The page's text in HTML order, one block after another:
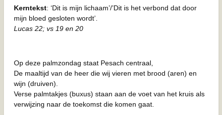
Kerntekst: ‘Dit is mijn lichaam’/’Dit is het verbond dat door
mijn bloed gesloten wordt’.
Lucas 22; vs 19 en 20
Op deze palmzondag staat Pesach centraal,
De maaltijd van de heer die wij vieren met brood (aren) en
wijn (druiven).
Verse palmtakjes (buxus) staan aan de voet van het kruis als
verwijzing naar de toekomst die komen gaat.